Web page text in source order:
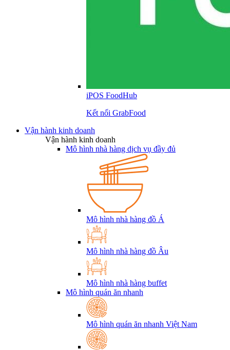
iPOS FoodHub
Kết nối GrabFood
Vận hành kinh doanh
Vận hành kinh doanh
Mô hình nhà hàng dịch vụ đầy đủ
Mô hình nhà hàng đồ Á
Mô hình nhà hàng đồ Âu
Mô hình nhà hàng buffet
Mô hình quán ăn nhanh
Mô hình quán ăn nhanh Việt Nam